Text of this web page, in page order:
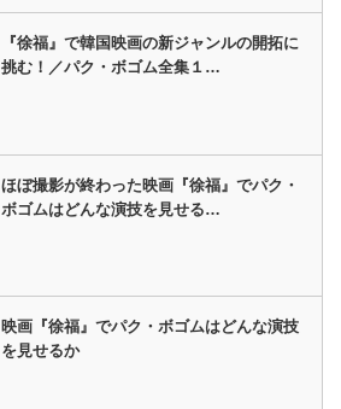
『徐福』で韓国映画の新ジャンルの開拓に
挑む！／パク・ボゴム全集１…
ほぼ撮影が終わった映画『徐福』でパク・
ボゴムはどんな演技を見せる…
映画『徐福』でパク・ボゴムはどんな演技
を見せるか